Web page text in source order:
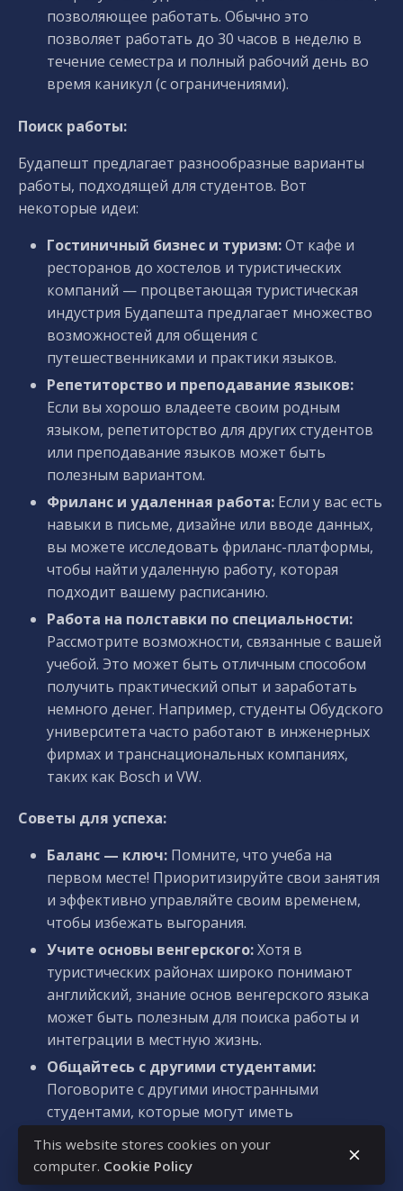
позволяющее работать. Обычно это
позволяет работать до 30 часов в неделю в
течение семестра и полный рабочий день во
время каникул (с ограничениями).
Поиск работы:
Будапешт предлагает разнообразные варианты
работы, подходящей для студентов. Вот
некоторые идеи:
Гостиничный бизнес и туризм:От кафе и
ресторанов до хостелов и туристических
компаний — процветающая туристическая
индустрия Будапешта предлагает множество
возможностей для общения с
путешественниками и практики языков.
Репетиторство и преподавание языков:
Если вы хорошо владеете своим родным
языком, репетиторство для других студентов
или преподавание языков может быть
полезным вариантом.
Фриланс и удаленная работа: Если у вас есть
навыки в письме, дизайне или вводе данных,
вы можете исследовать фриланс-платформы,
чтобы найти удаленную работу, которая
подходит вашему расписанию.
Работа на полставки по специальности:
Рассмотрите возможности, связанные с вашей
учебой. Это может быть отличным способом
получить практический опыт и заработать
немного денег. Например, студенты Обудского
университета часто работают в инженерных
фирмах и транснациональных компаниях,
таких как Bosch и VW.
Советы для успеха:
Баланс — ключ: Помните, что учеба на
первом месте! Приоритизируйте свои занятия
и эффективно управляйте своим временем,
чтобы избежать выгорания.
Учите основы венгерского:Хотя в
туристических районах широко понимают
английский, знание основ венгерского языка
может быть полезным для поиска работы и
интеграции в местную жизнь.
Общайтесь с другими студентами:
Поговорите с другими иностранными
студентами, которые могут иметь
потенциальными работодателями.
This website stores cookies on your
computer. Cookie Policy